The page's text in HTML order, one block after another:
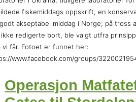
fiskemiddags oppskrift, en
akseptabel middag i Norge; på tross
redigerte bort, ble valgt utfra
vi får. Fotoet er funnet her:
www.facebook.com/groups/
Operasjon